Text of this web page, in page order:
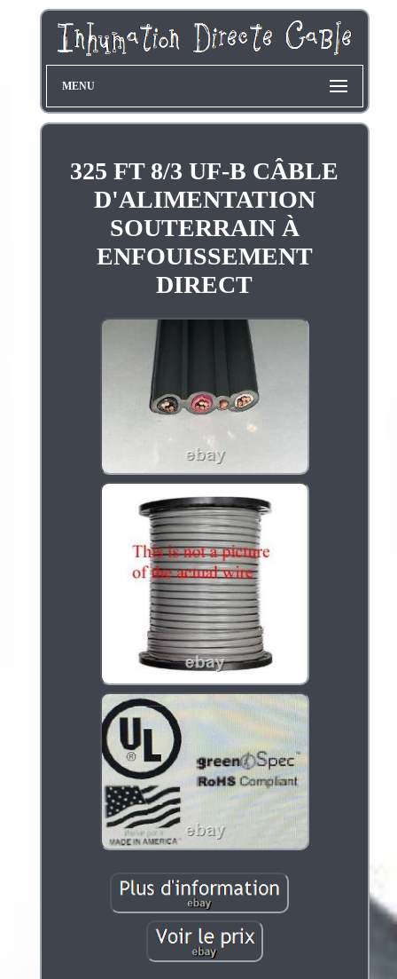
MENU
325 FT 8/3 UF-B CÂBLE
D'ALIMENTATION
SOUTERRAIN À
ENFOUISSEMENT
DIRECT